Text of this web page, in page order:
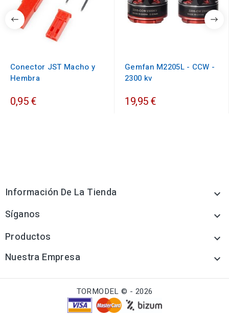
Conector JST Macho y
Hembra
0,95 €
Gemfan M2205L - CCW -
2300 kv
19,95 €
Información De La Tienda 
Síganos 
Productos 
Nuestra Empresa 
TORMODEL © - 2026